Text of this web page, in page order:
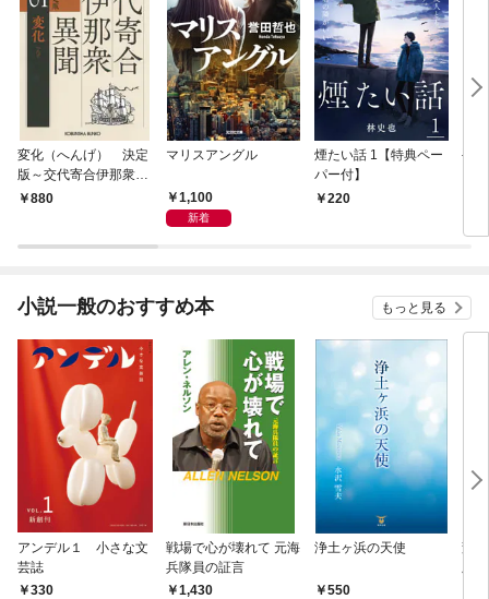
変化（へんげ） 決定
版～交代寄合伊那衆異
聞（1）～
880
マリスアングル
1,100
新着
煙たい話 1【特典ペー
パー付】
220
手
小説一般のおすすめ本 もっと見る
アンデル１ 小さな文
芸誌
330
戦場で心が壊れて 元海
兵隊員の証言
1,430
浄土ヶ浜の天使
550
変